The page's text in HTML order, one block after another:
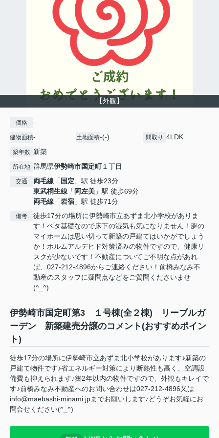
【外観】
価格 -
建物面積- 土地面積-(-) 間取り 4LDK
築年数 新築
所在地 群馬県伊勢崎市国定町１丁目
交通 両毛線 「 国定 」駅 徒歩23分
東武桐生線 「 阿左美 」駅 徒歩69分
両毛線 「岩宿 」駅 徒歩71分
備考
徒歩17分の場所に伊勢崎市立あずま北小学校がありま
す！ベタ基礎なので床下の湿気も気になりません！夢の
マイホームは思い切って新築の戸建てはいかがでしょう
か！ホルムアルデヒド対策済みの物件ですので、健康リ
スクが少ないです！不動産についてご不明な点があれ
ば、027-212-4896からご連絡ください！前橋みなみ不
動産のスタッフに疑問点などをご質問くださいませ
(^_^)
伊勢崎市国定町第3 １号棟(全２棟) リーブルガ
ーデン 新築建売分譲のコメント(おすすめポイン
ト)
徒歩17分の場所に伊勢崎市立あずま北小学校があります♪新築の
戸建て物件です♪省エネルギー対策により断熱性も高く、空調設
備費も抑えられます♪築2年以内の物件ですので、外観もキレイで
す♪前橋みなみ不動産へのお問い合わせは027-212-4896又は
info@maebashi-minami.jpまでお願いします♪どうぞお気軽にお
問合せください(^_^)